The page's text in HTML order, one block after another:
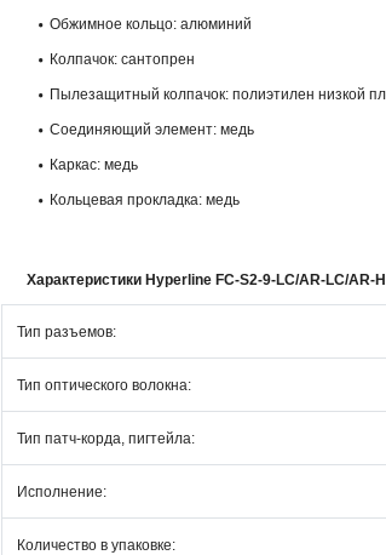
Обжимное кольцо: алюминий
Колпачок: сантопрен
Пылезащитный колпачок: полиэтилен низкой
Соединяющий элемент: медь
Каркас: медь
Кольцевая прокладка: медь
Характеристики Hyperline FC-S2-9-LC/AR-LC/AR-
Тип разъемов:
Тип оптического волокна:
Тип патч-корда, пигтейла:
Исполнение:
Количество в упаковке: